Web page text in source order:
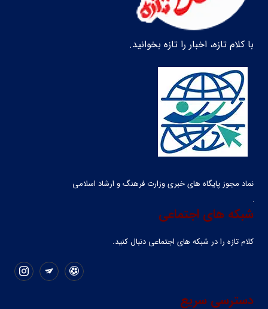
با کلام تازه، اخبار را تازه بخوانید.
نماد مجوز پایگاه های خبری وزارت فرهنگ و ارشاد اسلامی
شبکه های اجتماعی
کلام تازه را در شبکه ‌های اجتماعی دنبال کنید.
دسترسی سریع